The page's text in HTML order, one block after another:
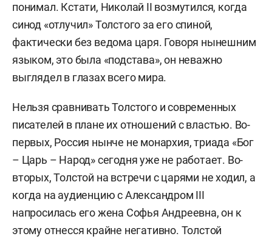
понимал. Кстати, Николай II возмутился, когда
синод «отлучил» Толстого за его спиной,
фактически без ведома царя. Говоря нынешним
языком, это была «подстава», он неважно
выглядел в глазах всего мира.
Нельзя сравнивать Толстого и современных
писателей в плане их отношений с властью. Во-
первых, Россия нынче не монархия, триада «Бог
– Царь – Народ» сегодня уже не работает. Во-
вторых, Толстой на встречи с царями не ходил, а
когда на аудиенцию с Александром III
напросилась его жена Софья Андреевна, он к
этому отнесся крайне негативно. Толстой